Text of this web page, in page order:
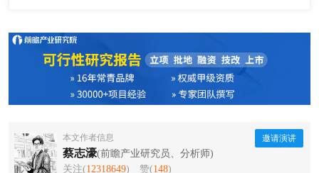
本文作者信息
蔡志濠(前瞻产业研究员、分析师)
关注(12318649) 赞(148)
邀请演讲